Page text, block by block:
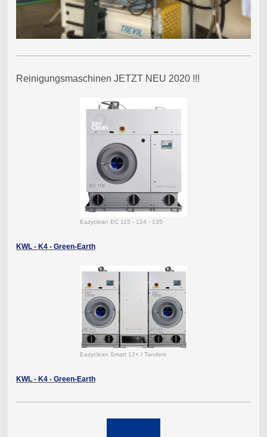
Reinigungsmaschinen JETZT NEU 2020 !!!
Eazyclean EC 115 - 124 - 135
KWL - K4 - Green-Earth
Eazyclean Smart 12+ / Tandem
KWL - K4 - Green-Earth